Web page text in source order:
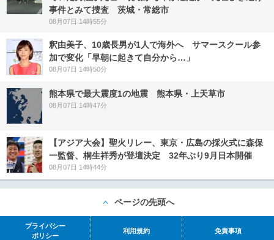
事件とみて捜査 茨城・常総市
08月07日 14時55分
釈由美子、10歳長男が1人で海外へ サマースクール参
加で変化「早朝に起きて自分から…」
08月07日 14時50分
熊本県で最大震度1の地震 熊本県・上天草市
08月07日 14時47分
【アジア大会】聖火リレー、東京・広島の採火式に森保
一監督、桐生祥秀が登壇決定 32年ぶり9月日本開催
08月07日 14時44分
ページの先頭へ
プライバシー
ポリシー
利用規約 免責事項